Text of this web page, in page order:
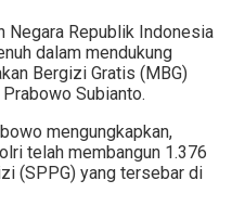
Negara Republik Indonesia
dalam mendukung
Bergizi Gratis (MBG)
Subianto.
mengungkapkan,
telah membangun 1.376
(SPPG) yang tersebar di